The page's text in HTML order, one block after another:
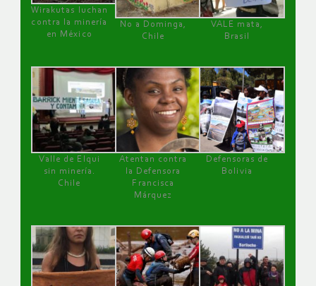
Wirakutas luchan
contra la minería
en México
No a Dominga,
Chile
VALE mata,
Brasil
Valle de Elqui
sin minería.
Chile
Atentan contra
la Defensora
Francisca
Márquez
Defensoras de
Bolivia